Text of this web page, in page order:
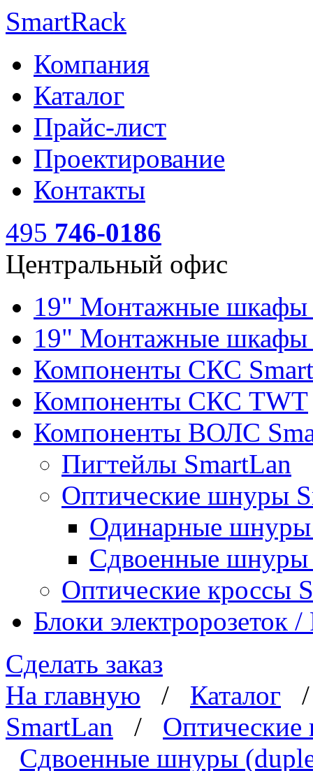
SmartRack
Компания
Каталог
Прайс-лист
Проектирование
Контакты
495 746-0186
Центральный офис
19" Монтажные
19" Монтажные шкафы
Компоненты СКС
Компоненты СКС TWT
Компоненты ВОЛС
Пигтейлы SmartLan
Оптические шнуры
Одинарные
Сдвоенные шнуры
Оптические кроссы
Блоки электророзеток
Сделать заказ
На главную / Каталог
SmartLan /
Сдвоенные шнуры